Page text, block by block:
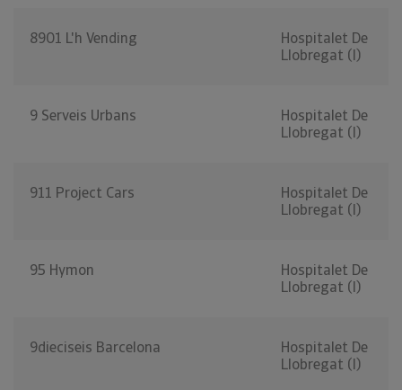
8901 L'h Vending
Hospitalet De
Llobregat (l)
9 Serveis Urbans
Hospitalet De
Llobregat (l)
911 Project Cars
Hospitalet De
Llobregat (l)
95 Hymon
Hospitalet De
Llobregat (l)
9dieciseis Barcelona
Hospitalet De
Llobregat (l)